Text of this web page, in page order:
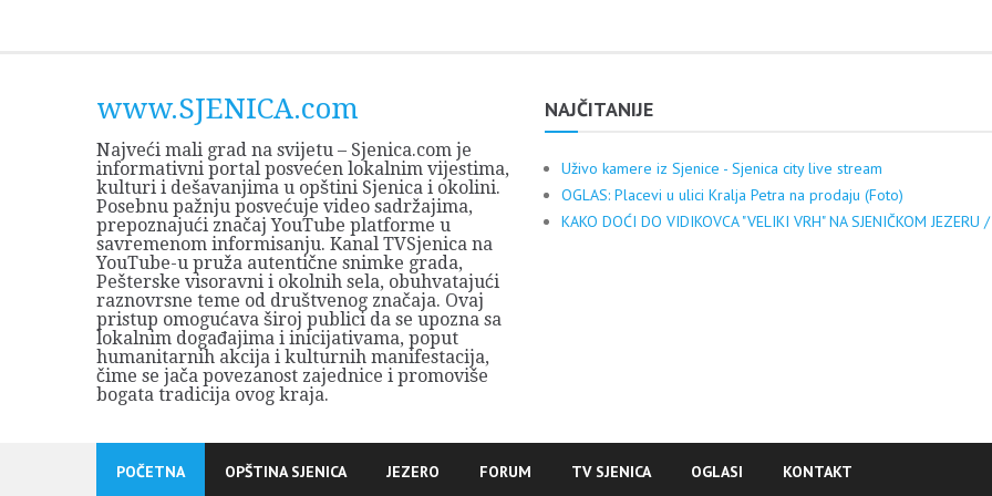
www.SJENICA.com
Najveći mali grad na svijetu – Sjenica.com je
informativni portal posvećen lokalnim vijestima,
kulturi i dešavanjima u opštini Sjenica i okolini.
Posebnu pažnju posvećuje video sadržajima,
prepoznajući značaj YouTube platforme u
savremenom informisanju. Kanal TVSjenica na
YouTube-u pruža autentične snimke grada,
Pešterske visoravni i okolnih sela, obuhvatajući
raznovrsne teme od društvenog značaja. Ovaj
pristup omogućava široj publici da se upozna sa
lokalnim događajima i inicijativama, poput
humanitarnih akcija i kulturnih manifestacija,
čime se jača povezanost zajednice i promoviše
bogata tradicija ovog kraja.
NAJČITANIJE
Uživo kamere iz Sjenice - Sjenica city live stream
OGLAS: Placevi u ulici Kralja Petra na prodaju (Foto)
KAKO DOĆI DO VIDIKOVCA "VELIKI VRH" NA SJENIČKOM
POČETNA OPŠTINA SJENICA JEZERO FORUM TV SJENICA OGLASI KONTAKT